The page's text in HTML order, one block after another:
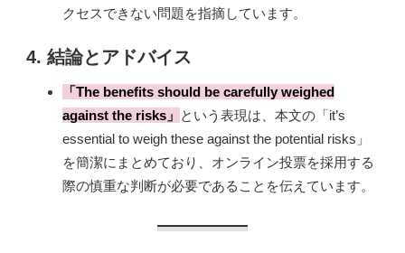
クセスできない問題を指摘しています。
4. 結論とアドバイス
「The benefits should be carefully weighed
against the risks」 という表現は、本文の「it’s
essential to weigh these against the potential risks」
を簡潔にまとめており、オンライン投票を採用する
際の慎重な判断が必要であることを伝えています。